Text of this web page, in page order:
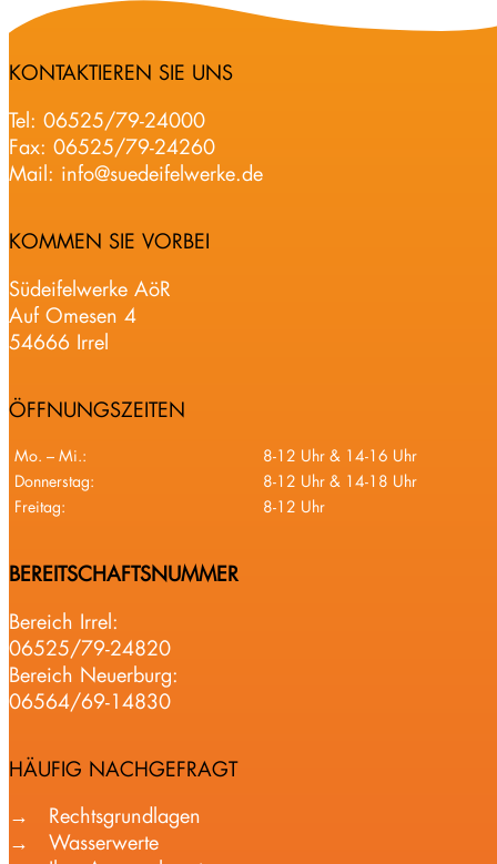
KONTAKTIEREN SIE UNS
Tel: 06525/79-24000
Fax: 06525/79-24260
Mail: info@suedeifelwerke.de
KOMMEN SIE VORBEI
Südeifelwerke AöR
Auf Omesen 4
54666 Irrel
ÖFFNUNGSZEITEN
Mo. – Mi.:
8-12 Uhr & 14-16 Uhr
Donnerstag:
8-12 Uhr & 14-18 Uhr
Freitag:
8-12 Uhr
BEREITSCHAFTSNUMMER
Bereich Irrel:
06525/79-24820
Bereich Neuerburg:
06564/69-14830
HÄUFIG NACHGEFRAGT
Rechtsgrundlagen
Wasserwerte